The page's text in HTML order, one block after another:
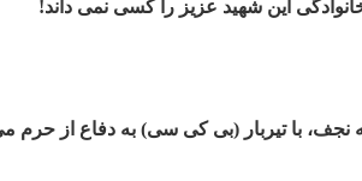
این شهید عزیز را کسی نمی ­داند!
با تیربار (بی کی سی) به دفاع از حرم می